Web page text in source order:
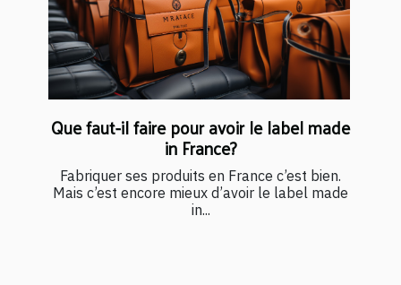
Que faut-il faire pour avoir le label made
in France?
Fabriquer ses produits en France c’est bien.
Mais c’est encore mieux d’avoir le label made
in...